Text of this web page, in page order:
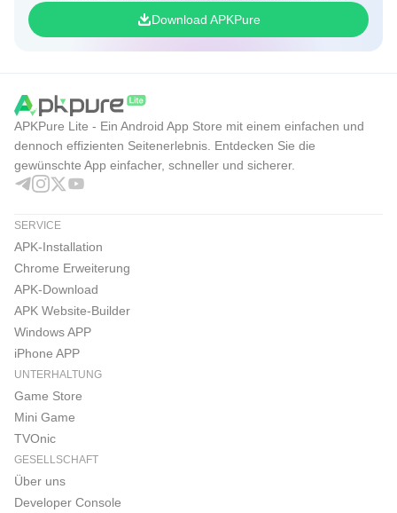
Download APKPure
APKPure Lite - Ein Android App Store mit einem einfachen und
dennoch effizienten Seitenerlebnis. Entdecken Sie die
gewünschte App einfacher, schneller und sicherer.
SERVICE
APK-Installation
Chrome Erweiterung
APK-Download
APK Website-Builder
Windows APP
iPhone APP
UNTERHALTUNG
Game Store
Mini Game
TVOnic
GESELLSCHAFT
Über uns
Developer Console